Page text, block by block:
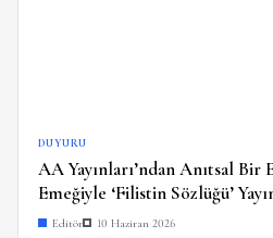
DUYURU
AA Yayınları’ndan Anıtsal Bir
Emeğiyle ‘Filistin Sözlüğü’
Editör 10 Haziran 2026